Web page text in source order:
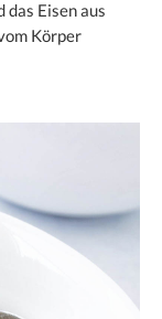
Eisen aus
Körper